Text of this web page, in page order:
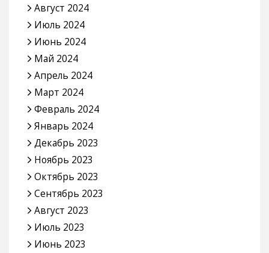
Август 2024
Июль 2024
Июнь 2024
Май 2024
Апрель 2024
Март 2024
Февраль 2024
Январь 2024
Декабрь 2023
Ноябрь 2023
Октябрь 2023
Сентябрь 2023
Август 2023
Июль 2023
Июнь 2023